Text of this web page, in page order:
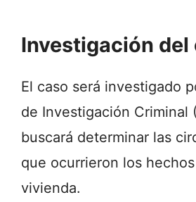
Investigación del
El caso será investigado
de Investigación Criminal
buscará determinar las
que ocurrieron los
vivienda.